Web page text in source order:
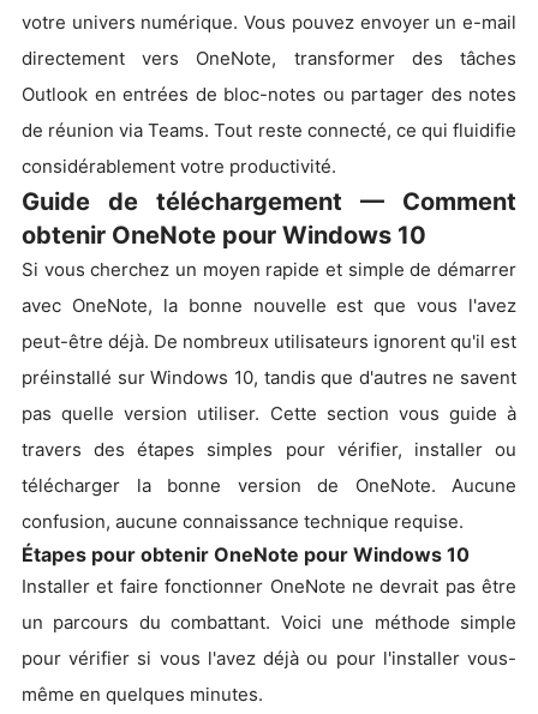
votre univers numérique. Vous pouvez envoyer un e-mail
directement vers OneNote, transformer des tâches
Outlook en entrées de bloc-notes ou partager des notes
de réunion via Teams. Tout reste connecté, ce qui fluidifie
considérablement votre productivité.
Guide de téléchargement — Comment
obtenir OneNote pour Windows 10
Si vous cherchez un moyen rapide et simple de démarrer
avec OneNote, la bonne nouvelle est que vous l'avez
peut-être déjà. De nombreux utilisateurs ignorent qu'il est
préinstallé sur Windows 10, tandis que d'autres ne savent
pas quelle version utiliser. Cette section vous guide à
travers des étapes simples pour vérifier, installer ou
télécharger la bonne version de OneNote. Aucune
confusion, aucune connaissance technique requise.
Étapes pour obtenir OneNote pour Windows 10
Installer et faire fonctionner OneNote ne devrait pas être
un parcours du combattant. Voici une méthode simple
pour vérifier si vous l'avez déjà ou pour l'installer vous-
même en quelques minutes.